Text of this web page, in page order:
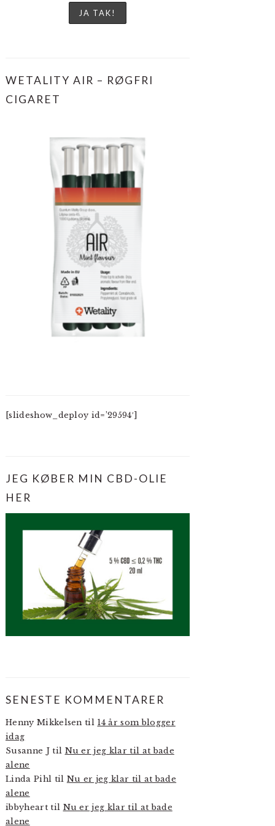
WETALITY AIR – RØGFRI
CIGARET
[slideshow_deploy id=’29594′]
JEG KØBER MIN CBD-OLIE
HER
SENESTE KOMMENTARER
Henny Mikkelsen til 14 år som blogger
idag
Susanne Jtil Nu er jeg klar til at bade
alene
Linda Pihl til Nu er jeg klar til at bade
alene
ibbyhearttil Nu er jeg klar til at bade
alene